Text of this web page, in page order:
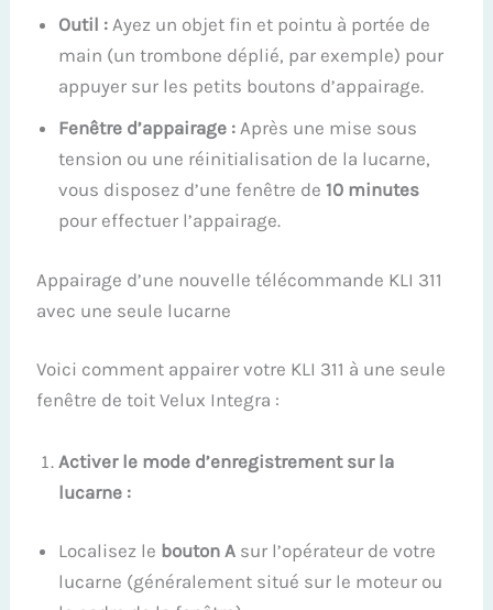
Outil : Ayez un objet fin et pointu à portée de
main (un trombone déplié, par exemple) pour
appuyer sur les petits boutons d’appairage.
Fenêtre d’appairage : Après une mise sous
tension ou une réinitialisation de la lucarne,
vous disposez d’une fenêtre de10 minutes
pour effectuer l’appairage.
Appairage d’une nouvelle télécommande KLI 311
avec une seule lucarne
Voici comment appairer votre KLI 311 à une seule
fenêtre de toit Velux Integra :
Activer le mode d’enregistrement sur la
lucarne :
Localisez le bouton A sur l’opérateur de votre
lucarne (généralement situé sur le moteur ou